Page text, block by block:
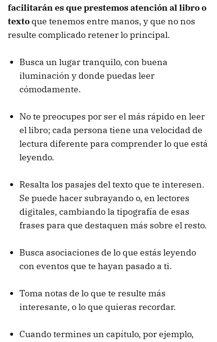
facilitarán es que prestemos atención al libro o
texto que tenemos entre manos, y que no nos
resulte complicado retener lo principal.
Busca un lugar tranquilo, con buena
iluminación y donde puedas leer
cómodamente.
No te preocupes por ser el más rápido en leer
el libro; cada persona tiene una velocidad de
lectura diferente para comprender lo que está
leyendo.
Resalta los pasajes del texto que te interesen.
Se puede hacer subrayando o, en lectores
digitales, cambiando la tipografía de esas
frases para que destaquen más sobre el resto.
Busca asociaciones de lo que estás leyendo
con eventos que te hayan pasado a ti.
Toma notas de lo que te resulte más
interesante, o lo que quieras recordar.
Cuando termines un capítulo, por ejemplo,